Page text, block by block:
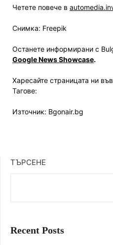
Четете повече в
Снимка: Freepik
Останете информирани с
Google News Showcase.
Харесайте страницата ни
Тагове:
Източник: Bgonair.bg
ТЪРСЕНЕ
Recent Posts